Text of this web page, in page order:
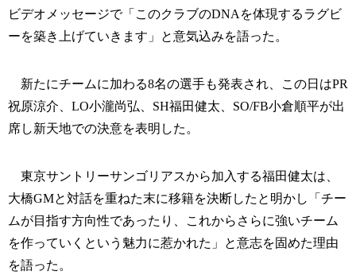
ビデオメッセージで「このクラブのDNAを体現するラグビ
ーを築き上げていきます」と意気込みを語った。
新たにチームに加わる8名の選手も発表され、この日はPR
祝原涼介、LO小瀧尚弘、SH福田健太、SO/FB小倉順平が出
席し新天地での決意を表明した。
東京サントリーサンゴリアスから加入する福田健太は、
大橋GMと対話を重ねた末に移籍を決断したと明かし「チー
ムが目指す方向性であったり、これからさらに強いチーム
を作っていくという魅力に惹かれた」と意志を固めた理由
を語った。